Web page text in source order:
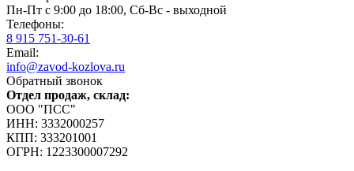
Пн-Пт с 9:00 до 18:00, Сб-Вс - выходной
Телефоны:
8 915 751-30-61
Email:
info@zavod-kozlova.ru
Обратный звонок
Отдел продаж, склад:
ООО "ПСС"
ИНН: 3332000257
КПП: 333201001
ОГРН: 1223300007292